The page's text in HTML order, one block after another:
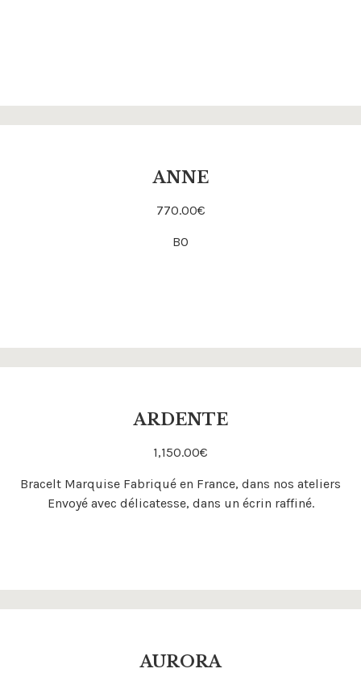
ANNE
770.00€
BO
ARDENTE
1,150.00€
Bracelt Marquise Fabriqué en France, dans nos ateliers
Envoyé avec délicatesse, dans un écrin raffiné.
AURORA